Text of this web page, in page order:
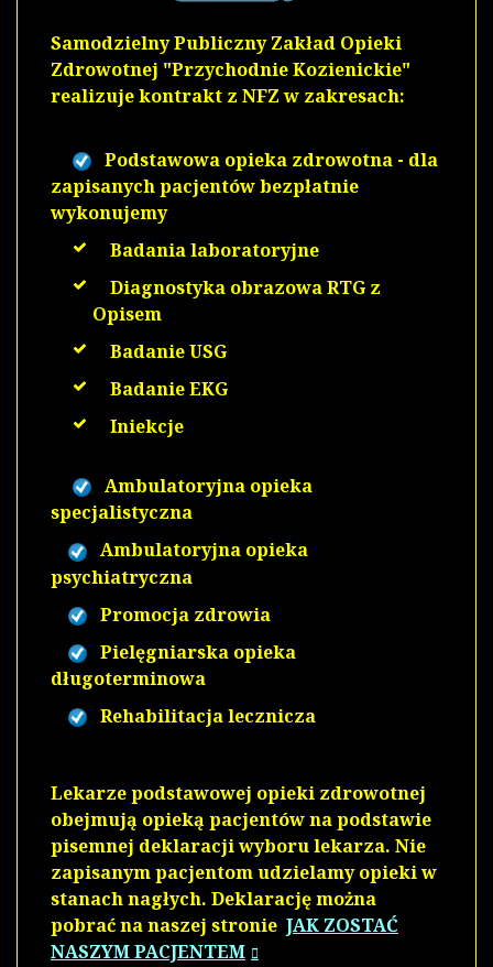
Samodzielny Publiczny Zakład Opieki
Zdrowotnej "Przychodnie Kozienickie"
realizuje kontrakt z NFZ w zakresach:
Podstawowa opieka zdrowotna - dla
zapisanych pacjentów bezpłatnie
wykonujemy
Badania laboratoryjne
Diagnostyka obrazowa RTG z
Opisem
Badanie USG
Badanie EKG
Iniekcje
Ambulatoryjna opieka
specjalistyczna
Ambulatoryjna opieka
psychiatryczna
Promocja zdrowia
Pielęgniarska opieka
długoterminowa
Rehabilitacja lecznicza
Lekarze podstawowej opieki zdrowotnej
obejmują opieką pacjentów na podstawie
pisemnej deklaracji wyboru lekarza. Nie
zapisanym pacjentom udzielamy opieki w
stanach nagłych. Deklarację można
pobrać na naszej stronie JAK ZOSTAĆ
NASZYM PACJENTEM